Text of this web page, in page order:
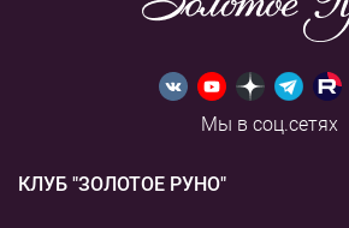
Мы в соц.сетях
КЛУБ "ЗОЛОТОЕ РУНО"